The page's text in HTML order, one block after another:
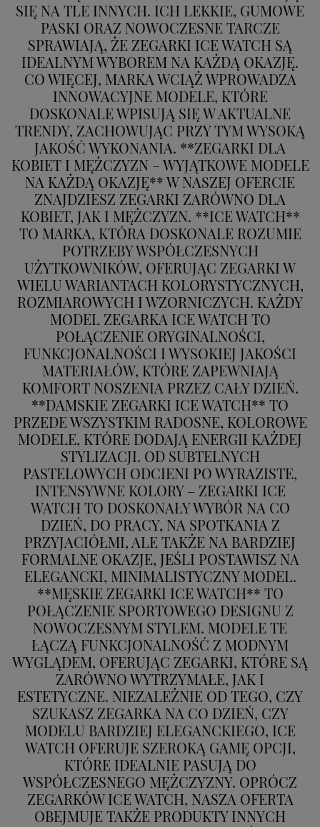
SIĘ NA TLE INNYCH. ICH LEKKIE, GUMOWE
PASKI ORAZ NOWOCZESNE TARCZE
SPRAWIAJĄ, ŻE ZEGARKI ICE WATCH SĄ
IDEALNYM WYBOREM NA KAŻDĄ OKAZJĘ.
CO WIĘCEJ, MARKA WCIĄŻ WPROWADZA
INNOWACYJNE MODELE, KTÓRE
DOSKONALE WPISUJĄ SIĘ W AKTUALNE
TRENDY, ZACHOWUJĄC PRZY TYM WYSOKĄ
JAKOŚĆ WYKONANIA. **ZEGARKI DLA
KOBIET I MĘŻCZYZN – WYJĄTKOWE MODELE
NA KAŻDĄ OKAZJĘ** W NASZEJ OFERCIE
ZNAJDZIESZ ZEGARKI ZARÓWNO DLA
KOBIET, JAK I MĘŻCZYZN. **ICE WATCH**
TO MARKA, KTÓRA DOSKONALE ROZUMIE
POTRZEBY WSPÓŁCZESNYCH
UŻYTKOWNIKÓW, OFERUJĄC ZEGARKI W
WIELU WARIANTACH KOLORYSTYCZNYCH,
ROZMIAROWYCH I WZORNICZYCH. KAŻDY
MODEL ZEGARKA ICE WATCH TO
POŁĄCZENIE ORYGINALNOŚCI,
FUNKCJONALNOŚCI I WYSOKIEJ JAKOŚCI
MATERIAŁÓW, KTÓRE ZAPEWNIAJĄ
KOMFORT NOSZENIA PRZEZ CAŁY DZIEŃ.
**DAMSKIE ZEGARKI ICE WATCH** TO
PRZEDE WSZYSTKIM RADOSNE, KOLOROWE
MODELE, KTÓRE DODAJĄ ENERGII KAŻDEJ
STYLIZACJI. OD SUBTELNYCH
PASTELOWYCH ODCIENI PO WYRAZISTE,
INTENSYWNE KOLORY – ZEGARKI ICE
WATCH TO DOSKONAŁY WYBÓR NA CO
DZIEŃ, DO PRACY, NA SPOTKANIA Z
PRZYJACIÓŁMI, ALE TAKŻE NA BARDZIEJ
FORMALNE OKAZJE, JEŚLI POSTAWISZ NA
ELEGANCKI, MINIMALISTYCZNY MODEL.
**MĘSKIE ZEGARKI ICE WATCH** TO
POŁĄCZENIE SPORTOWEGO DESIGNU Z
NOWOCZESNYM STYLEM. MODELE TE
ŁĄCZĄ FUNKCJONALNOŚĆ Z MODNYM
WYGLĄDEM, OFERUJĄC ZEGARKI, KTÓRE SĄ
ZARÓWNO WYTRZYMAŁE, JAK I
ESTETYCZNE. NIEZALEŻNIE OD TEGO, CZY
SZUKASZ ZEGARKA NA CO DZIEŃ, CZY
MODELU BARDZIEJ ELEGANCKIEGO, ICE
WATCH OFERUJE SZEROKĄ GAMĘ OPCJI,
KTÓRE IDEALNIE PASUJĄ DO
WSPÓŁCZESNEGO MĘŻCZYZNY. OPRÓCZ
ZEGARKÓW ICE WATCH, NASZA OFERTA
OBEJMUJE TAKŻE PRODUKTY INNYCH